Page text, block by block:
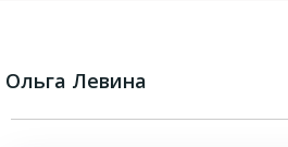
Ольга Левина